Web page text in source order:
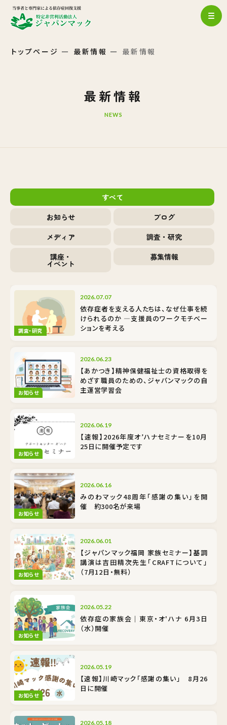
トップページ 最新情報 最新情報
最新情報
NEWS
すべて
お知らせ
ブログ
メディア
調査・研究
講座・
イベント
募集情報
調査・研究
2026.07.07
依存症者を支える人たちは、なぜ仕事を続
けられるのか ―支援員のワークモチベー
ションを考える
お知らせ
2026.06.23
【あかつき】精神保健福祉士の資格取得を
めざす職員のための、ジャパンマックの自
主運営学習会
お知らせ
2026.06.19
【速報】2026年度オ’ハナセミナーを10月
25日に開催予定です
お知らせ
2026.06.16
みのわマック48周年「感謝の集い」を開
催 約300名が来場
お知らせ
2026.06.01
【ジャパンマック福岡 家族セミナー】基調
講演は吉田精次先生「CRAFTについて」
（7月12日・無料）
お知らせ
2026.05.22
依存症の家族会｜東京・オ'ハナ 6月3日
（水）開催
お知らせ
2026.05.19
【速報】川崎マック「感謝の集い」 8月26
日に開催
2026.05.18